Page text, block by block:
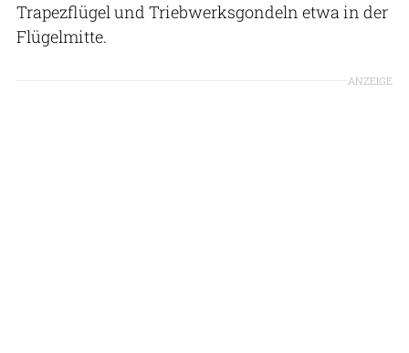
Trapezflügel und Triebwerksgondeln etwa in der
Flügelmitte.
ANZEIGE